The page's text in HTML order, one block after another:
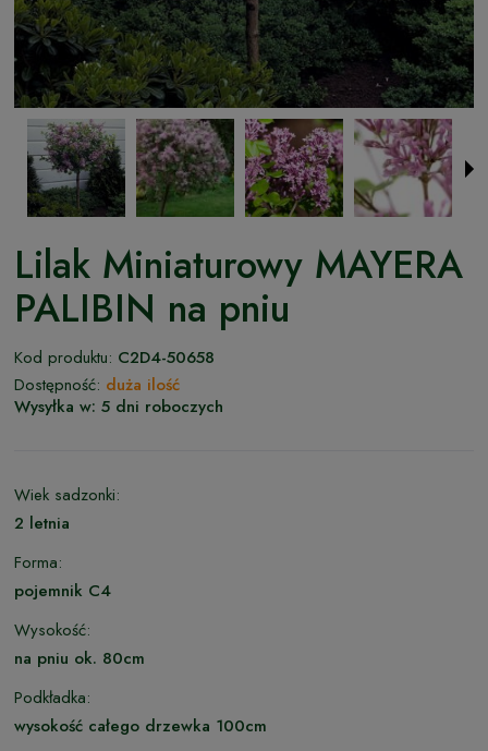
Lilak Miniaturowy MAYERA
PALIBIN na pniu
Kod produktu: C2D4-50658
Dostępność: duża ilość
Wysyłka w: 5 dni roboczych
Wiek sadzonki:
2 letnia
Forma:
pojemnik C4
Wysokość:
na pniu ok. 80cm
Podkładka:
wysokość całego drzewka 100cm